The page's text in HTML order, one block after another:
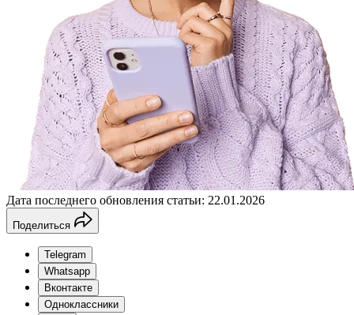
Дата последнего обновления статьи: 22.01.2026
Поделиться
Telegram
Whatsapp
Вконтакте
Одноклассники